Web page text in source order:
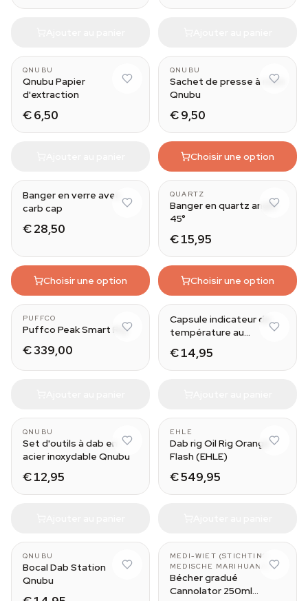
QNUBU
Qnubu Papier
d'extraction
€ 6,50
QNUBU
Sachet de presse à rosin
Qnubu
€ 9,50
Choisir une option
Banger en verre avec
carb cap
€ 28,50
Choisir une option
QUARTZ
Banger en quartz angle
45°
€ 15,95
Choisir une option
PUFFCO
Puffco Peak Smart Rig
€ 339,00
Capsule indicateur de
température au
€ 14,95
QNUBU
Set d'outils à dab en
acier inoxydable Qnubu
€ 12,95
EHLE
Dab rig Oil Rig Orange
Flash (EHLE)
€ 549,95
QNUBU
Bocal Dab Station
Qnubu
MEDI-WIET (STICHTING
MEDISCHE MARIHUANA)
Bécher gradué
Cannolator 250ml